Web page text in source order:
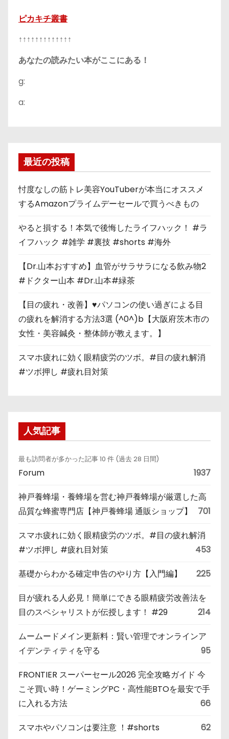
ピカキチ叢書
↑↑↑↑↑↑↑↑↑↑↑↑↑
あなたの読みたい本がここにある！
g:
a:
最近の投稿
忖度なしの筋トレ美容YouTuberが本当にオススメ
するAmazonプライムデーセールで買うべきもの
やると損する！本気で後悔したライフハック！ #ラ
イフハック #雑学 #裏技 #shorts #海外
【Dr.山本おすすめ】血管がサラサラになる飲み物2
#ドクター山本 #Dr.山本#緑茶
【目の疲れ・改善】♥パソコンの使い過ぎによる目
の疲れを解消する方法3選 (^0^)b【大阪府茨木市の
女性・美容鍼灸・整体師が教えます。】
スマホ疲れに効く眼精疲労のツボ。#目の疲れ解消
#ツボ押し #疲れ目対策
人気記事
最も訪問者が多かった記事 10 件 (過去 28 日間)
Forum 1937
神戸養蜂場・養蜂場を営む神戸養蜂場が厳選した高
品質な蜂蜜専門店【神戸養蜂場 通販ショップ】
701
スマホ疲れに効く眼精疲労のツボ。#目の疲れ解消
#ツボ押し #疲れ目対策
453
基礎からわかる確定申告のやり方【入門編】 225
目が疲れる人必見！簡単にできる眼精疲労改善法を
目のスペシャリストが伝授します！ #29
214
ムームードメイン更新料：賢い管理でオンラインア
イデンティティを守る
95
FRONTIER スーパーセール2026 完全攻略ガイド 今
こそ買い時！ゲーミングPC・高性能BTOを最安で手
に入れる方法
66
スマホやパソコンは要注意 ！#shorts 62